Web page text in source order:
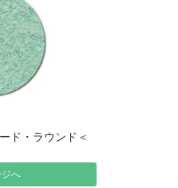
ド・ラウンド＜
へ